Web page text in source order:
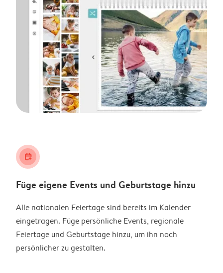
calendar_plus
Füge eigene Events und Geburtstage hinzu
Alle nationalen Feiertage sind bereits im Kalender
eingetragen. Füge persönliche Events, regionale
Feiertage und Geburtstage hinzu, um ihn noch
persönlicher zu gestalten.